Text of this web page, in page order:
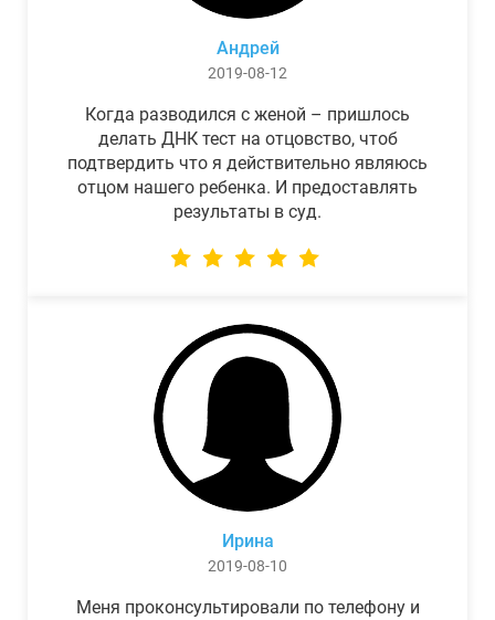
Андрей
2019-08-12
Когда разводился с женой – пришлось
делать ДНК тест на отцовство, чтоб
подтвердить что я действительно являюсь
отцом нашего ребенка. И предоставлять
результаты в суд.
Ирина
2019-08-10
Меня проконсультировали по телефону и